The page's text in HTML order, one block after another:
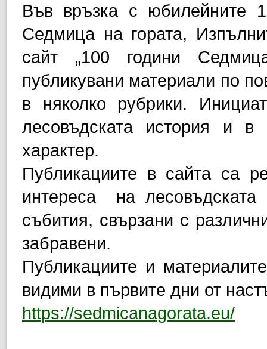
Във връзка с юбилейните
Седмица на гората,
сайт „100 години
публикувани материали по
в няколко рубрики.
лесовъдската история и
характер.
Публикациите в сайта са
интереса на лесовъдската
събития, свързани с
забравени.
Публикациите и
видими в първите дни от
https://sedmicanagorata.eu/